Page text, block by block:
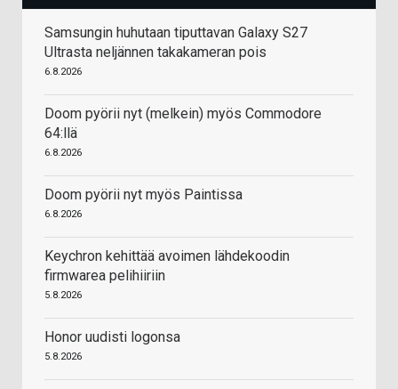
Samsungin huhutaan tiputtavan Galaxy S27
Ultrasta neljännen takakameran pois
6.8.2026
Doom pyörii nyt (melkein) myös Commodore
64:llä
6.8.2026
Doom pyörii nyt myös Paintissa
6.8.2026
Keychron kehittää avoimen lähdekoodin
firmwarea pelihiiriin
5.8.2026
Honor uudisti logonsa
5.8.2026